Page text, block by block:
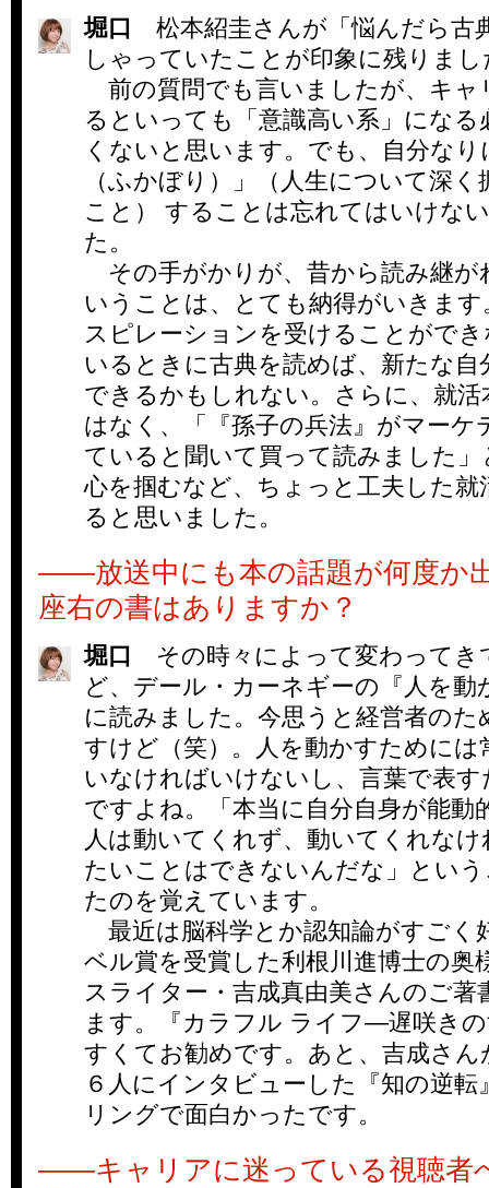
堀口
松本紹圭さんが「悩んだら古
しゃっていたことが印象に残りまし
前の質問でも言いましたが、キャ
るといっても「意識高い系」にな
くないと思います。でも、自分なり
（ふかぼり）」（人生について深
こと） することは忘れてはいけな
た。
その手がかりが、昔から読み継が
いうことは、とても納得がいきま
スピレーションを受けることがで
いるときに古典を読めば、新たな自
できるかもしれない。さらに、就
はなく、「『孫子の兵法』がマーケ
ていると聞いて買って読みました
心を掴むなど、ちょっと工夫した就
ると思いました。
――放送中にも本の話題が何度か
座右の書はありますか？
堀口
その時々によって変わってき
ど、デール・カーネギーの『人を動
に読みました。今思うと経営者の
すけど（笑）。人を動かすためには
いなければいけないし、言葉で表
ですよね。「本当に自分自身が能動
人は動いてくれず、動いてくれな
たいことはできないんだな」とい
たのを覚えています。
最近は脳科学とか認知論がすごく
ベル賞を受賞した利根川進博士の奥
スライター・吉成真由美さんのご著
ます。『カラフル ライフ―遅咲き
すくてお勧めです。あと、吉成さん
６人にインタビューした『知の逆
リングで面白かったです。
――キャリアに迷っている視聴者